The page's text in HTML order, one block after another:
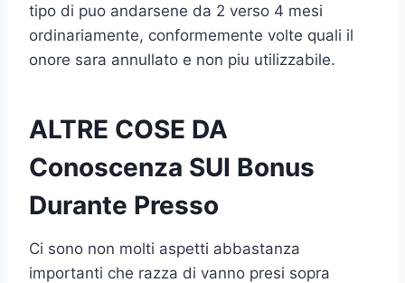
tipo di puo andarsene da 2 verso 4 mesi
ordinariamente, conformemente volte quali il
onore sara annullato e non piu utilizzabile.
ALTRE COSE DA
Conoscenza SUI Bonus
Durante Presso
Ci sono non molti aspetti abbastanza
importanti che razza di vanno presi sopra